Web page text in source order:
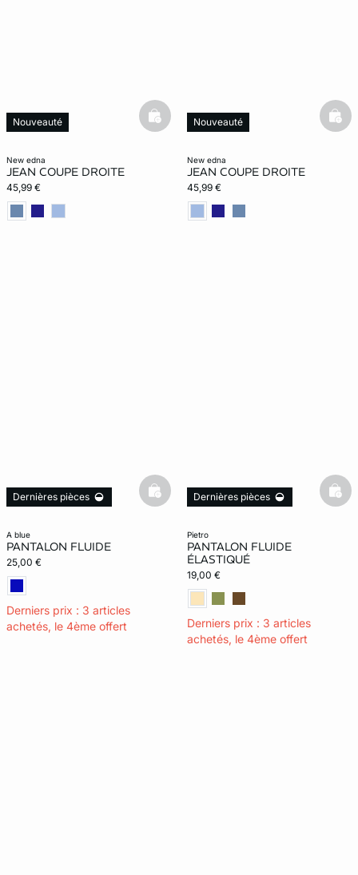
new edna
JEAN COUPE DROITE
45,99 €
Nouveauté basketfull
new edna
JEAN COUPE DROITE
45,99 €
Nouveauté
a blue
PANTALON FLUIDE
25,00 €
Derniers prix : 3 articles
achetés, le 4ème offert
Dernières pièces basketfull
pietro
PANTALON FLUIDE
ÉLASTIQUÉ
19,00 €
Derniers prix : 3 articles
achetés, le 4ème offert
Dernières pièces